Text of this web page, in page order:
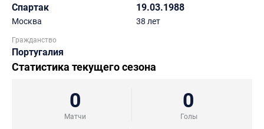
Спартак
Москва
19.03.1988
38 лет
Гражданство
Португалия
Статистика текущего сезона
0
Матчи
0
Голы